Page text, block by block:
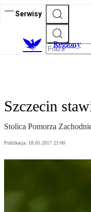
Serwisy
Regiony
Szczecin
Stolica Pomorza
Publikacja: 18.05.2017 23:00